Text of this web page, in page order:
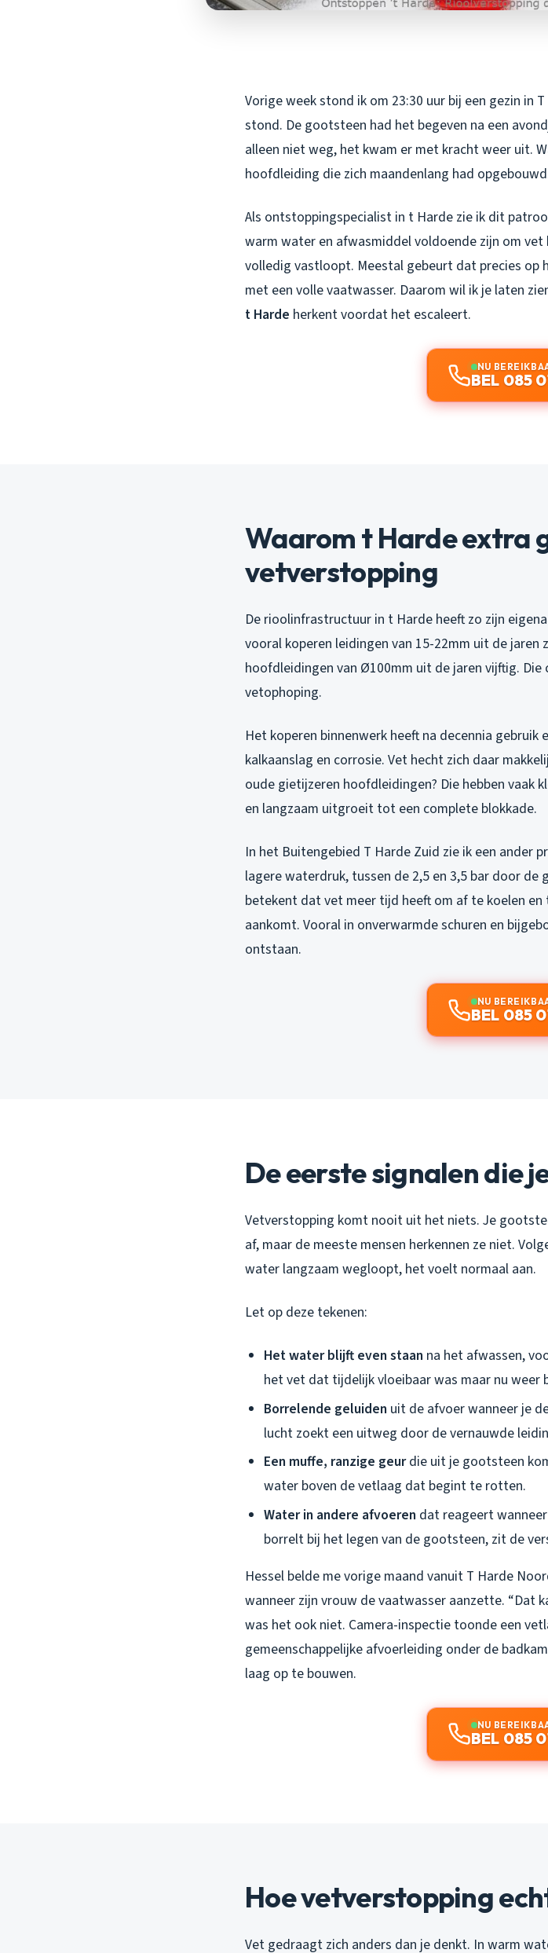
Vorige week stond ik om 23:30 uur bij een gezin in
stond. De gootsteen had het begeven na een
alleen niet weg, het kwam er met kracht weer uit.
hoofdleiding die zich maandenlang had
Als ontstoppingspecialist in t Harde zie ik dit
warm water en afwasmiddel voldoende zijn om
volledig vastloopt. Meestal gebeurt dat precies
met een volle vaatwasser. Daarom wil ik je laten
t Harde herkent voordat het escaleert.
NU
BEL 085
Waarom t Harde extra
vetverstopping
De rioolinfrastructuur in t Harde heeft zo zijn
vooral koperen leidingen van 15-22mm uit de
hoofdleidingen van Ø100mm uit de jaren vijftig.
vetophoping.
Het koperen binnenwerk heeft na decennia
kalkaanslag en corrosie. Vet hecht zich daar
oude gietijzeren hoofdleidingen? Die hebben vaak
en langzaam uitgroeit tot een complete blokkade.
In het Buitengebied T Harde Zuid zie ik een ander
lagere waterdruk, tussen de 2,5 en 3,5 bar door
betekent dat vet meer tijd heeft om af te koelen
aankomt. Vooral in onverwarmde schuren en
ontstaan.
NU
BEL 085
De eerste signalen die
Vetverstopping komt nooit uit het niets. Je
af, maar de meeste mensen herkennen ze niet.
water langzaam wegloopt, het voelt normaal aan.
Let op deze tekenen:
Het water blijft even staan na het afwassen,
het vet dat tijdelijk vloeibaar was maar nu weer
Borrelende geluiden uit de afvoer wanneer je
lucht zoekt een uitweg door de vernauwde
Een muffe, ranzige geurdie uit je gootsteen
water boven de vetlaag dat begint te rotten.
Water in andere afvoeren dat reageert
borrelt bij het legen van de gootsteen, zit de
Hessel belde me vorige maand vanuit T Harde
wanneer zijn vrouw de vaatwasser aanzette. “Dat
was het ook niet. Camera-inspectie toonde een
gemeenschappelijke afvoerleiding onder de
laag op te bouwen.
NU
BEL 085
Hoe vetverstopping
Vet gedraagt zich anders dan je denkt. In warm